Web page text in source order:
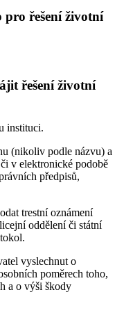
pro řešení životní
řešení životní
instituci.
(nikoliv podle názvu) a
v elektronické podobě
předpisů,
trestní oznámení
oddělení či státní
vyslechnut o
poměrech toho,
a o výši škody